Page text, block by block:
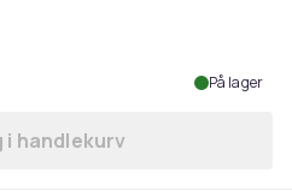
På lager
Legg Deksel til iPhone 11
i handlekurv